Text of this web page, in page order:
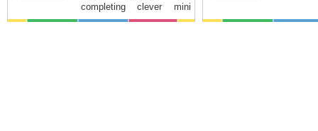
completing clever mini
games.